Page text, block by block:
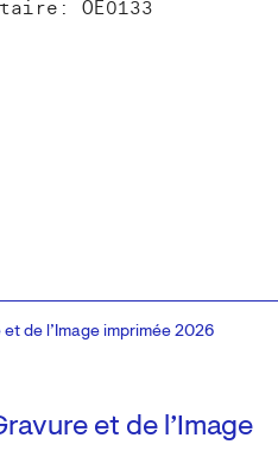
OE0133
et de l’Image
de l’Image imprimée 2026